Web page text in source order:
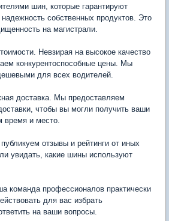
шин, которые гарантируют
собственных продуктов. Это
на магистрали.
Невзирая на высокое качество
конкурентоспособные цены. Мы
для всех водителей.
доставка. Мы предоставляем
чтобы вы могли получить ваши
и место.
отзывы и рейтинги от иных
увидать, какие шины используют
команда профессионалов практически
для вас избрать
на ваши вопросы.